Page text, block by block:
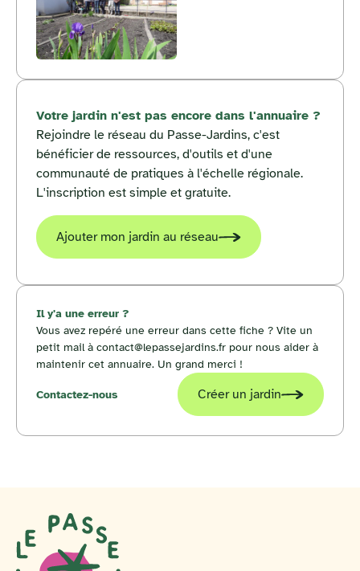
Votre jardin n'est pas encore dans l'annuaire ?
Rejoindre le réseau du Passe-Jardins, c'est
bénéficier de ressources, d'outils et d'une
communauté de pratiques à l'échelle régionale.
L'inscription est simple et gratuite.
Ajouter mon jardin au réseau
Il y'a une erreur ?
Vous avez repéré une erreur dans cette fiche ? Vite un
petit mail à contact@lepassejardins.fr pour nous aider à
maintenir cet annuaire. Un grand merci !
Contactez-nous Créer un jardin